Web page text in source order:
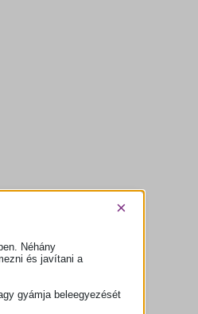
×
Néhány
és javítani a
gyámja beleegyezését